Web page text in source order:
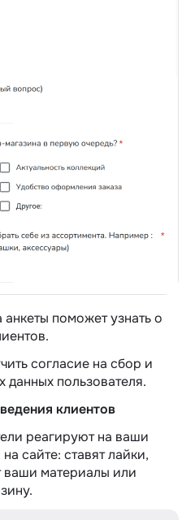
поможет узнать о
согласие на сбор и
данных пользователя.
клиентов
реагируют на ваши
сайте: ставят лайки,
ваши материалы или